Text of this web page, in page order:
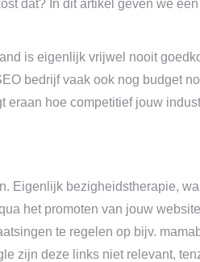
dat? In dit artikel geven we
is eigenlijk vrijwel nooit
bedrijf vaak ook nog budget
eraan hoe competitief jouw
Eigenlijk bezigheidstherapie,
het promoten van jouw
te regelen op bijv.
zijn deze links niet relevant,